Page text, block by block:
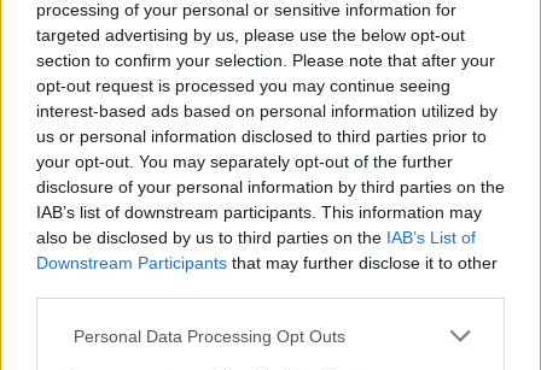
processing of your personal or sensitive information for
targeted advertising by us, please use the below opt-out
section to confirm your selection. Please note that after your
opt-out request is processed you may continue seeing
interest-based ads based on personal information utilized by
us or personal information disclosed to third parties prior to
your opt-out. You may separately opt-out of the further
disclosure of your personal information by third parties on the
IAB’s list of downstream participants. This information may
also be disclosed by us to third parties on the IAB’s List of
Downstream Participants that may further disclose it to other
Please note that this website/app uses one or more Google
Personal Data Processing Opt Outs
ΓΝΩΜΕΣ
ΠΕΝΥ ΡΟΝΤΟΓΙΑΝΝΗ
11/03/2026
Από την Περούτζια του 2000
Παναθηναϊκού με την